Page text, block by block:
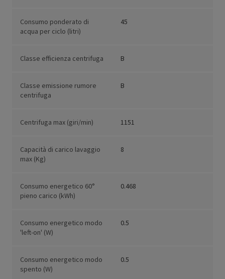
Consumo ponderato di
acqua per ciclo (litri)
45
Classe efficienza centrifuga B
Classe emissione rumore
centrifuga
B
Centrifuga max (giri/min) 1151
Capacità di carico lavaggio
max (Kg)
8
Consumo energetico 60°
pieno carico (kWh)
0.468
Consumo energetico modo
'left-on' (W)
0.5
Consumo energetico modo
spento (W)
0.5